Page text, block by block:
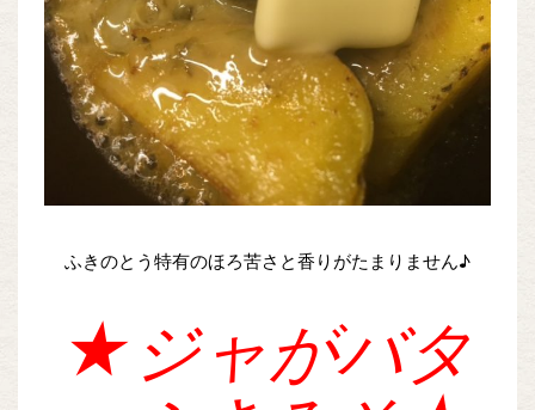
ふきのとう特有のほろ苦さと香りがたまりません♪
★ジャがバタ